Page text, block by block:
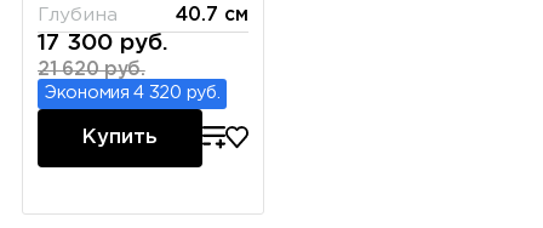
Глубина
40.7 см
17 300 руб.
21 620 руб.
Экономия 4 320 руб.
Купить